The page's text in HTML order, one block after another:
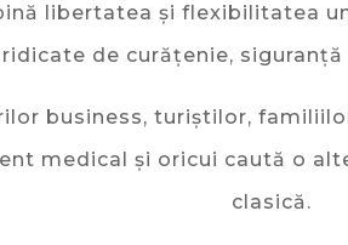
libertatea și flexibilitatea
ridicate de curățenie,
business, turiștilor,
medical și oricui caută o
clasică.